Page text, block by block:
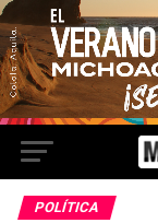
POLÍTICA